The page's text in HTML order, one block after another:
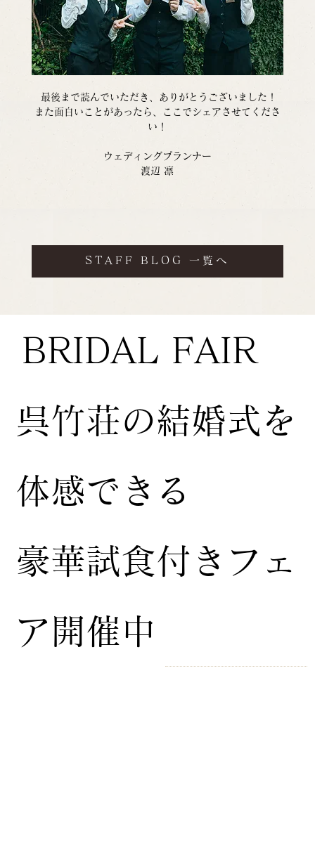
  最後まで読んでいただき、ありがとうございました！
また面白いことがあったら、ここでシェアさせてくださ
い！
ウェディングプランナー
渡辺 凛
STAFF BLOG 一覧へ
BRIDAL FAIR
​呉竹荘の結婚式を
体感できる
豪華試食付きフェ
ア開催中